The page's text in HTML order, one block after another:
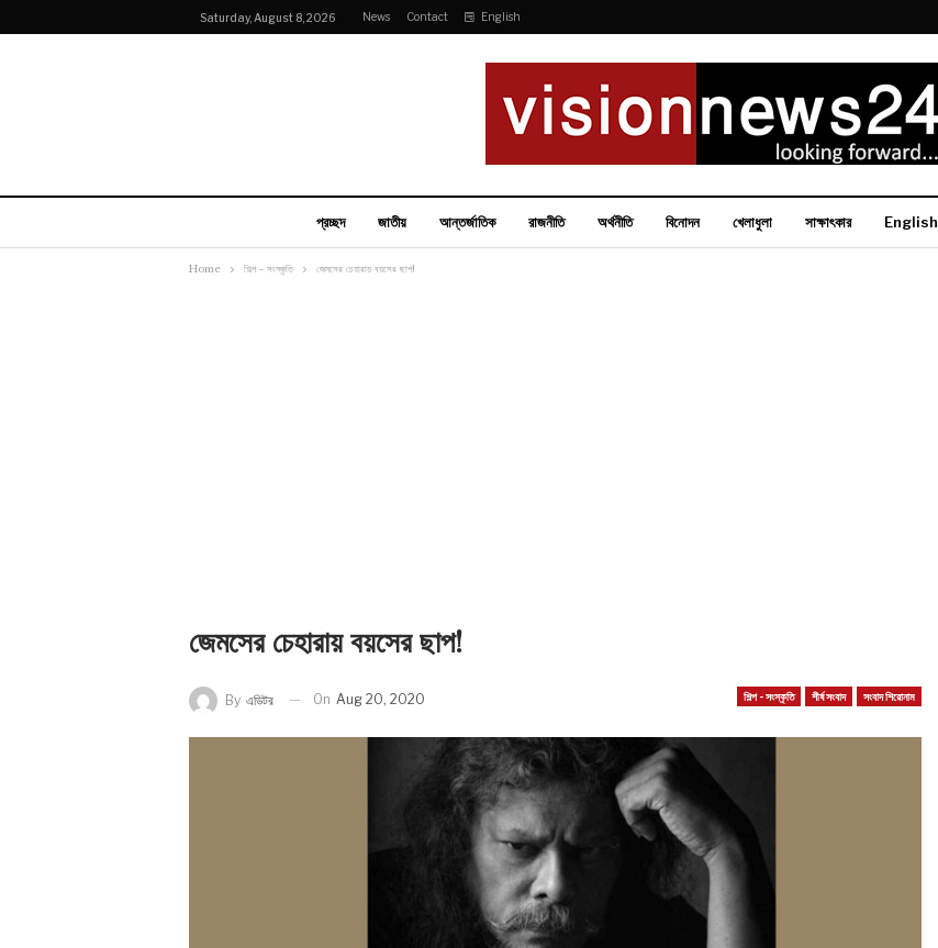
Saturday, August 8, 2026 News Contact English
প্রচ্ছদ জাতীয় আন্তর্জাতিক রাজনীতি অর্থনীতি বিনোদন খেলাধুলা সাক্ষাৎকার English
Home শিল্প - সংস্কৃতি জেমসের চেহারায় বয়সের ছাপ!
জেমসের চেহারায় বয়সের ছাপ!
শিল্প - সংস্কৃতি শীর্ষ সংবাদ সংবাদ শিরোনাম
By এডিটর On Aug 20, 2020